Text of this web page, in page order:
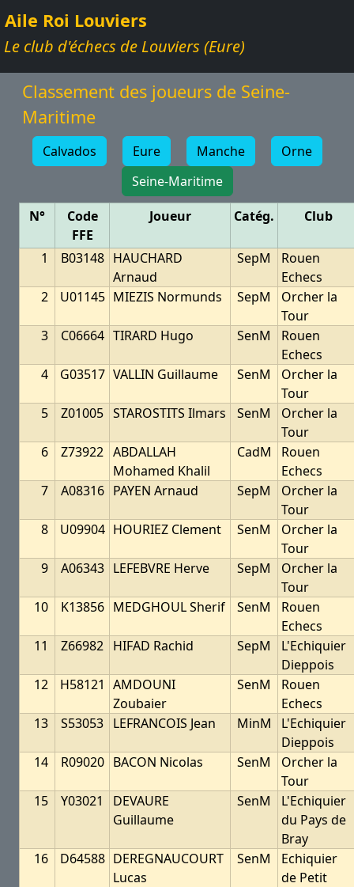
Aile Roi Louviers
Le club d'échecs de Louviers (Eure)
Classement des joueurs de Seine-
Maritime
Calvados Eure Manche
Orne
Seine-Maritime
N°
Code
FFE
Joueur Catég. Club
1 B03148 HAUCHARD
Arnaud
SepM
Rouen
Echecs
2
U01145 MIEZIS Normunds SepM
Orcher la
Tour
3
C06664 TIRARD Hugo SenM
Rouen
Echecs
4
G03517 VALLIN Guillaume SenM
Orcher la
Tour
5
Z01005 STAROSTITS Ilmars SenM
Orcher la
Tour
6
Z73922 ABDALLAH
Mohamed Khalil
CadM
Rouen
Echecs
7
A08316 PAYEN Arnaud SepM
Orcher la
Tour
8
U09904 HOURIEZ Clement SenM
Orcher la
Tour
9
A06343 LEFEBVRE Herve SepM
Orcher la
Tour
10
K13856 MEDGHOUL Sherif SenM
Rouen
Echecs
11
Z66982 HIFAD Rachid SepM
L'Echiquier
Dieppois
12
H58121 AMDOUNI
Zoubaier
SenM
Rouen
Echecs
13
S53053 LEFRANCOIS Jean MinM
L'Echiquier
Dieppois
14
R09020 BACON Nicolas SenM
Orcher la
Tour
15
Y03021
DEVAURE
Guillaume
SenM
L'Echiquier
du Pays de
Bray
16
D64588 DEREGNAUCOURT
Lucas
SenM
Echiquier
de Petit